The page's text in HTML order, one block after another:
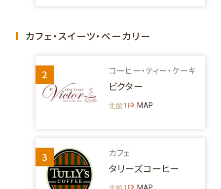
カフェ・スイーツ・ベーカリー
2 コーヒー・ティー・ケーキ
ビクター
北館1F MAP
3 カフェ
タリーズコーヒー